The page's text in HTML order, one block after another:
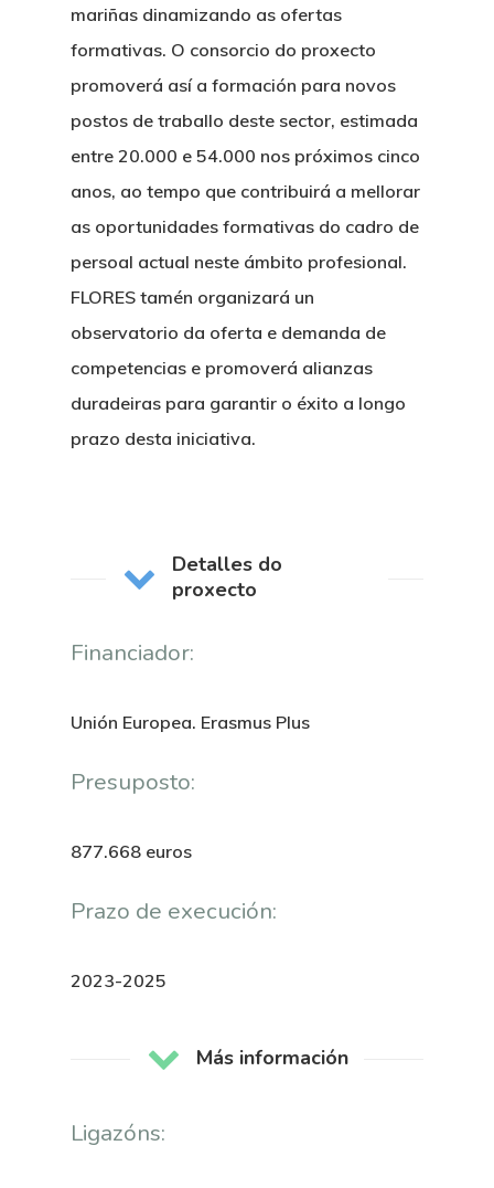
mariñas dinamizando as ofertas
formativas. O consorcio do proxecto
promoverá así a formación para novos
postos de traballo deste sector, estimada
entre 20.000 e 54.000 nos próximos cinco
anos, ao tempo que contribuirá a mellorar
as oportunidades formativas do cadro de
persoal actual neste ámbito profesional.
FLORES tamén organizará un
observatorio da oferta e demanda de
competencias e promoverá alianzas
duradeiras para garantir o éxito a longo
prazo desta iniciativa.
Detalles do
proxecto
Financiador:
Unión Europea. Erasmus Plus
Presuposto:
877.668 euros
Prazo de execución:
2023-2025
Más información
Ligazóns: